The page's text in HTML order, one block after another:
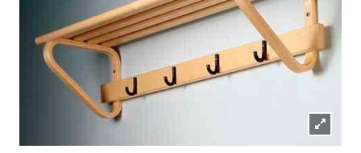
Lightbox